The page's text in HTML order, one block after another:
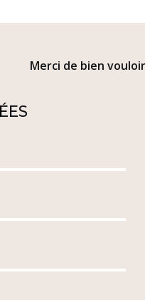
Merci de bien